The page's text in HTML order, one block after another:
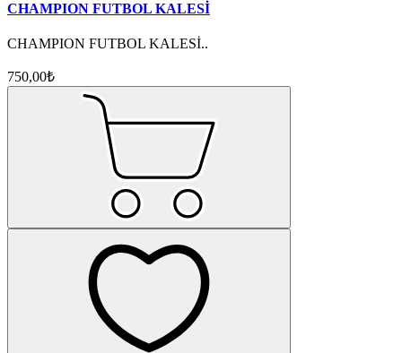
CHAMPION FUTBOL KALESİ
CHAMPION FUTBOL KALESİ..
750,00₺